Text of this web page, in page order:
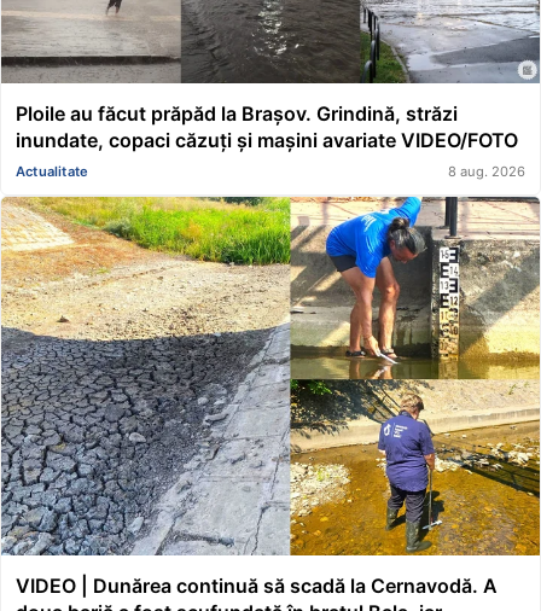
Ploile au făcut prăpăd la Brașov. Grindină, străzi
inundate, copaci căzuți și mașini avariate VIDEO/FOTO
Actualitate 8 aug. 2026
VIDEO | Dunărea continuă să scadă la Cernavodă. A